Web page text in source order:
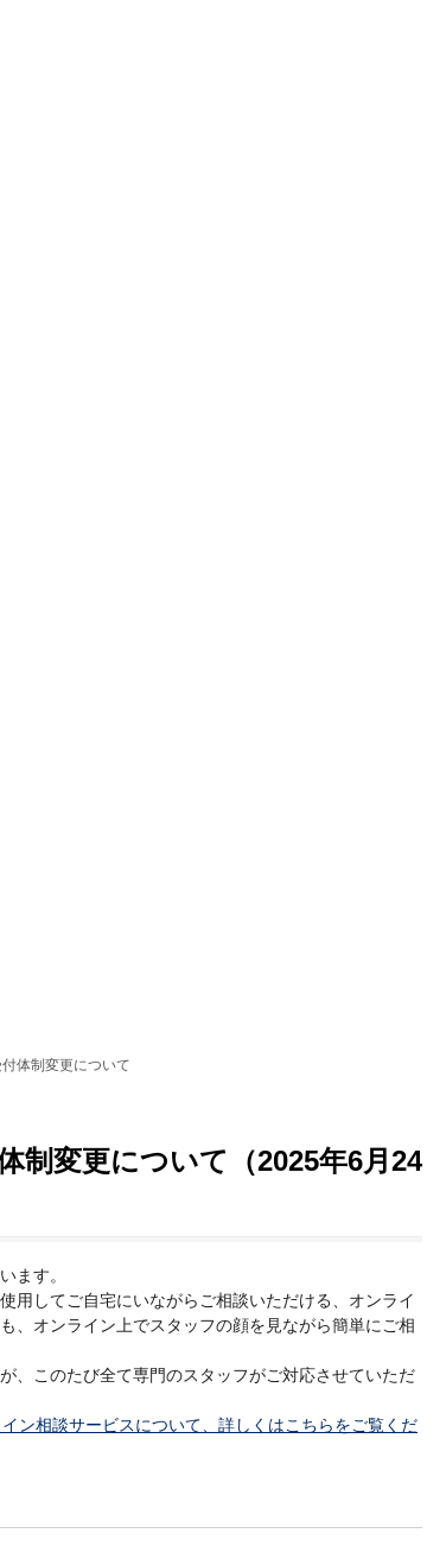
体制変更について
制変更について（2025年6月24
ます。
用してご自宅にいながらご相談いただける、オンライ
、オンライン上でスタッフの顔を見ながら簡単にご相
、このたび全て専門のスタッフがご対応させていただ
ン相談サービスについて、詳しくはこちらをご覧くだ